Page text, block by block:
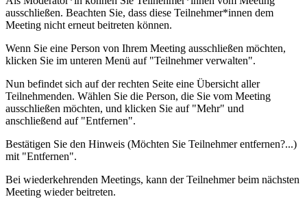
ausschließen. Beachten Sie, dass diese Teilnehmer*innen dem
Meeting nicht erneut beitreten können.
Wenn Sie eine Person von Ihrem Meeting ausschließen möchten,
klicken Sie im unteren Menü auf "Teilnehmer verwalten".
Nun befindet sich auf der rechten Seite eine Übersicht aller
Teilnehmenden. Wählen Sie die Person, die Sie vom Meeting
ausschließen möchten, und klicken Sie auf "Mehr" und
anschließend auf "Entfernen".
Bestätigen Sie den Hinweis (Möchten Sie Teilnehmer entfernen?...)
mit "Entfernen".
Bei wiederkehrenden Meetings, kann der Teilnehmer beim nächsten
Meeting wieder beitreten.